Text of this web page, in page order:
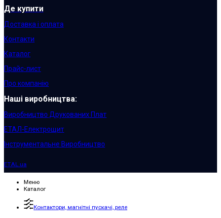
Де купити
Доставка і оплата
Контакти
Каталог
Прайс-лист
Про компанію
Наші виробництва:
Виробництво Друкованих Плат
ЕТАЛ-Електрощит
Інструментальне Виробництво
ETAL.ua
Меню
Каталог
Контактори, магнітні пускачі, реле